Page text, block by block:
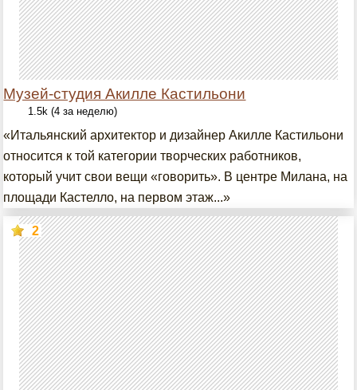
Музей-студия Акилле Кастильони
1.5k (4 за неделю)
«Итальянский архитектор и дизайнер Акилле Кастильони
относится к той категории творческих работников,
который учит свои вещи «говорить». В центре Милана, на
площади Кастелло, на первом этаж...»
2